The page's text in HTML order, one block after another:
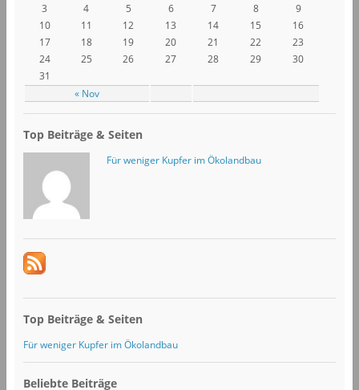
« Nov
3
4 5 6 7 8
9
10
11 12 13 14 15
16
17
18 19 20 21 22
23
24
25 26 27 28 29
30
31
Top Beiträge & Seiten
Für weniger Kupfer im Ökolandbau
Top Beiträge & Seiten
Für weniger Kupfer im Ökolandbau
Beliebte Beiträge